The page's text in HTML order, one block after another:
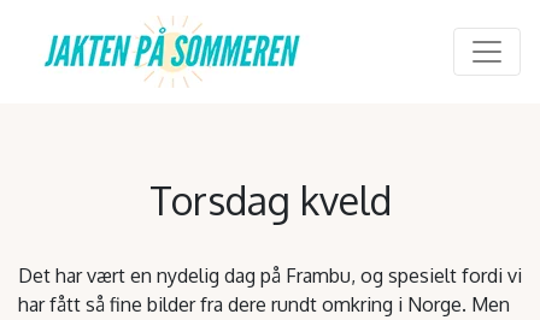
Main Navigation
Torsdag kveld
Det har vært en nydelig dag på Frambu, og spesielt fordi vi
har fått så fine bilder fra dere rundt omkring i Norge. Men